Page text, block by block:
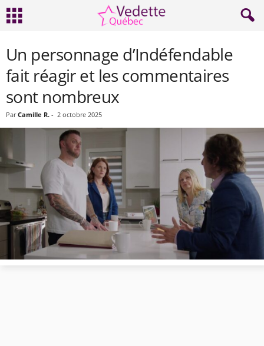
Un personnage d’Indéfendable
fait réagir et les commentaires
sont nombreux
Par Camille R. - 2 octobre 2025